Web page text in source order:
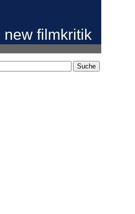
new filmkritik